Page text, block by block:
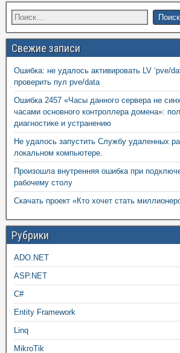
Свежие записи
Ошибка: не удалось активировать LV ‘pve/
проверить пул pve/data
Ошибка 2457 «Часы данного сервера не
часами основного контроллера домена»:
диагностике и устранению
Не удалось запустить Службу удаленных
локальном компьютере.
Произошла внутренняя ошибка при
рабочему столу
Скачать проект «Кто хочет стать
Рубрики
ADO.NET
ASP.NET
C#
Entity Framework
Linq
MikroTik